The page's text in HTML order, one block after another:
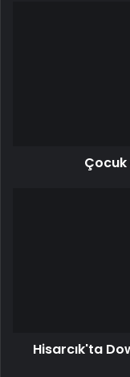
Hisarcık'ta